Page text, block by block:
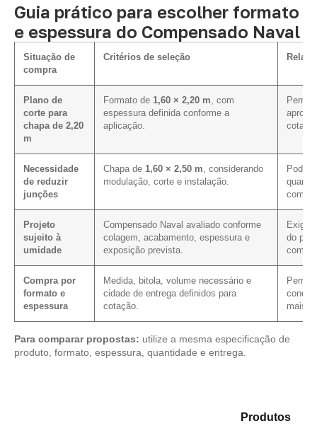
Guia prático para escolher formato
e espessura do Compensado Naval
Situação de
compra
Critérios de seleção
Plano de
corte para
chapa de 2,20
m
Formato de 1,60 × 2,20 m , com
espessura definida conforme a
aplicação.
Necessidade
de reduzir
junções
Chapa de 1,60 × 2,50 m , considerando
modulação, corte e instalação.
Pode
Projeto
sujeito à
umidade
Compensado Naval avaliado conforme
colagem, acabamento, espessura e
exposição prevista.
Exige
do
Compra por
formato e
espessura
Medida, bitola, volume necessário e
cidade de entrega definidos para
cotação.
mais
Para comparar propostas: utilize a mesma especificação de
produto, formato, espessura, quantidade e entrega.
Produtos